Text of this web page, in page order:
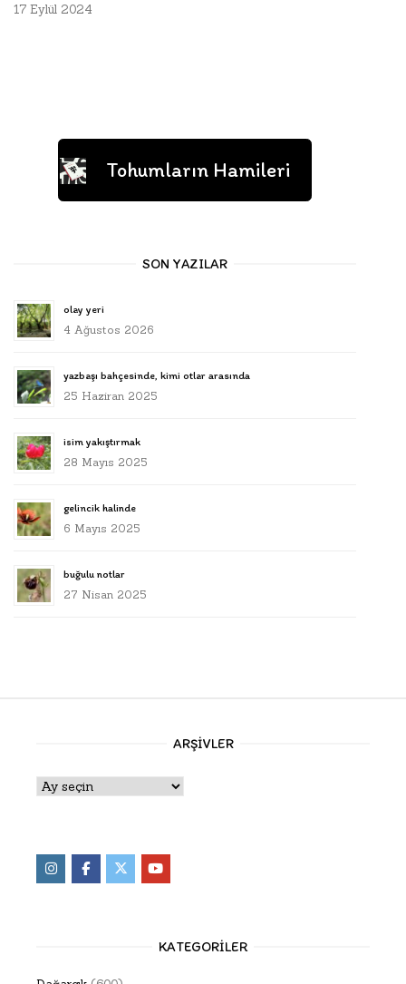
17 Eylül 2024
Tohumların Hamileri
SON YAZILAR
olay yeri
4 Ağustos 2026
yazbaşı bahçesinde, kimi otlar arasında
25 Haziran 2025
isim yakıştırmak
28 Mayıs 2025
gelincik halinde
6 Mayıs 2025
buğulu notlar
27 Nisan 2025
ARŞIVLER
Arşivler
KATEGORILER